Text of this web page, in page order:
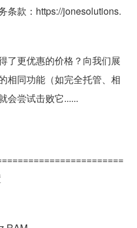
条款：https://jonesolutions.
了更优惠的价格？向我们展
相同功能（如完全托管、相
会尝试击败它......